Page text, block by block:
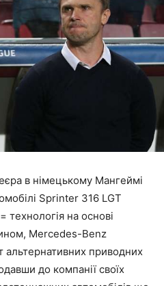
в німецькому Мангеймі
Sprinter 316 LGT
на основі
Mercedes-Benz
альтернативних приводних
до компанії своїх